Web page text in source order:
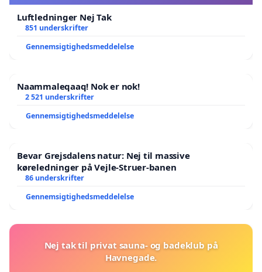
Luftledninger Nej Tak
851 underskrifter
Gennemsigtighedsmeddelelse
Naammaleqaaq! Nok er nok!
2 521 underskrifter
Gennemsigtighedsmeddelelse
Bevar Grejsdalens natur: Nej til massive
køreledninger på Vejle-Struer-banen
86 underskrifter
Gennemsigtighedsmeddelelse
Nej tak til privat sauna- og badeklub på
Havnegade.